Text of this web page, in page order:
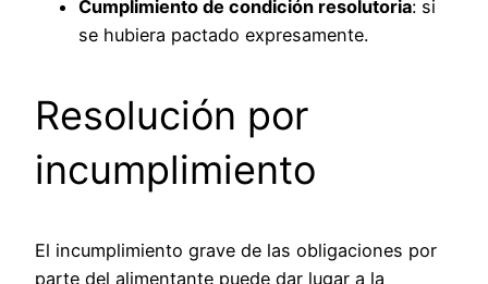
Cumplimiento de condición resolutoria: si
se hubiera pactado expresamente.
Resolución por
incumplimiento
El incumplimiento grave de las obligaciones por
parte del alimentante puede dar lugar a la